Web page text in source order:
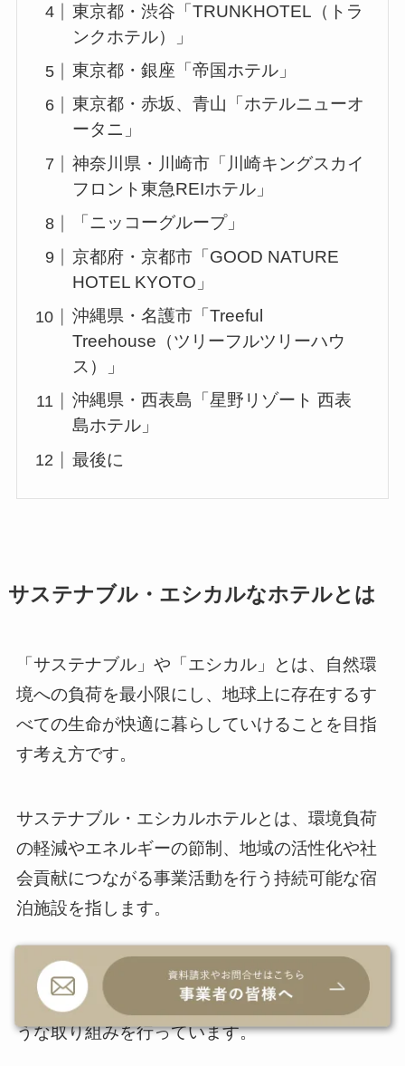
東京都・渋谷「TRUNKHOTEL（トラ
ンクホテル）」
東京都・銀座「帝国ホテル」
東京都・赤坂、青山「ホテルニューオ
ータニ」
神奈川県・川崎市「川崎キングスカイ
フロント東急REIホテル」
「ニッコーグループ」
京都府・京都市「GOOD NATURE
HOTEL KYOTO」
沖縄県・名護市「Treeful
Treehouse（ツリーフルツリーハウ
ス）」
沖縄県・西表島「星野リゾート 西表
島ホテル」
最後に
サステナブル・エシカルなホテルとは
「サステナブル」や「エシカル」とは、自然環
境への負荷を最小限にし、地球上に存在するす
べての生命が快適に暮らしていけることを目指
す考え方です。
サステナブル・エシカルホテルとは、環境負荷
の軽減やエネルギーの節制、地域の活性化や社
会貢献につながる事業活動を行う持続可能な宿
泊施設を指します。
そして、ホテル内でのサービスを通して社会問
題を解決できるよう努めており、主に以下のよ
うな取り組みを行っています。